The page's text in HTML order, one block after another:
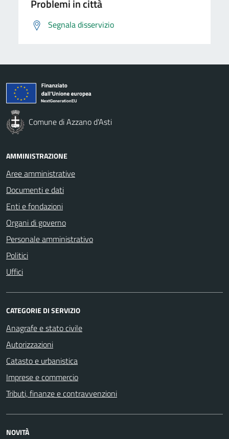
Problemi in città
Segnala disservizio
Comune di Azzano d'Asti
AMMINISTRAZIONE
Aree amministrative
Documenti e dati
Enti e fondazioni
Organi di governo
Personale amministrativo
Politici
Uffici
CATEGORIE DI SERVIZIO
Anagrafe e stato civile
Autorizzazioni
Catasto e urbanistica
Imprese e commercio
Tributi, finanze e contravvenzioni
NOVITÀ